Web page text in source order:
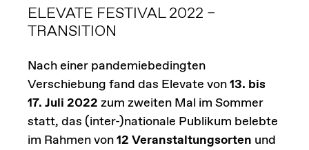
ELEVATE FESTIVAL 2022 –
TRANSITION
Nach einer pandemiebedingten
Verschiebung fand das Elevate von13. bis
17. Juli 2022 zum zweiten Mal im Sommer
statt, das (inter-)nationale Publikum belebte
im Rahmen von12 Veranstaltungsorten und